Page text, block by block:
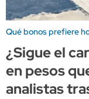
Qué bonos prefiere
¿Sigue el
en pesos
analistas